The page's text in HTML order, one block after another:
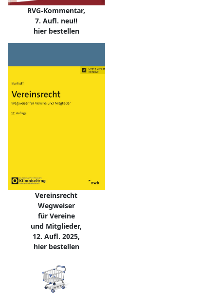
RVG-Kommentar,
7. Aufl. neu!!
hier bestellen
Vereinsrecht
Wegweiser
für Vereine
und Mitglieder,
12. Aufl. 2025,
hier bestellen